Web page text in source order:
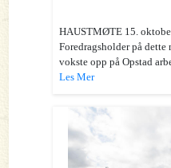
HAUSTMØTE 15.
Foredragsholder på
vokste opp på Opstad
Les Mer